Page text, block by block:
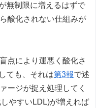
無制限に増えるはずで
酸化されない仕組みが
点により運悪く酸化さ
ても、それは第3報で述
ージが捉え処理してく
やすいLDL)が増えれば